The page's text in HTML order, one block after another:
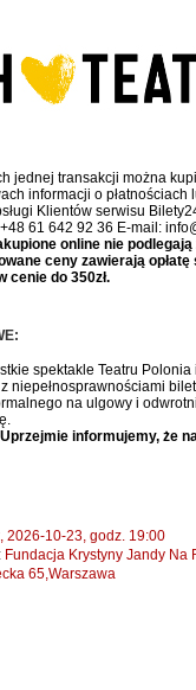
jednej transakcji można
informacji o
Klientów serwisu
61 642 92 36 E-mail:
online nie
ceny zawierają opłatę
cenie do 350zł.
spektakle Teatru
niepełnosprawnościami
na ulgowy i
informujemy, że
2026-10-23, godz. 19:00
Fundacja Krystyny Jandy Na
65,Warszawa